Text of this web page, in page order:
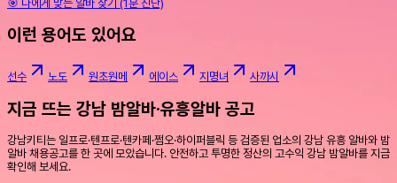
🎯 나에게 맞는 알바 찾기 (1분 진단)
이런 용어도 있어요
선수 노도 원초원메 에이스 지명녀 사까시
지금 뜨는 강남 밤알바·유흥알바 공고
강남키티는 일프로·텐프로·텐카페·쩜오·하이퍼블릭 등 검증된 업소의 강남 유흥 알바와 밤
알바 채용공고를 한 곳에 모았습니다. 안전하고 투명한 정산의 고수익 강남 밤알바를 지금
확인해 보세요.